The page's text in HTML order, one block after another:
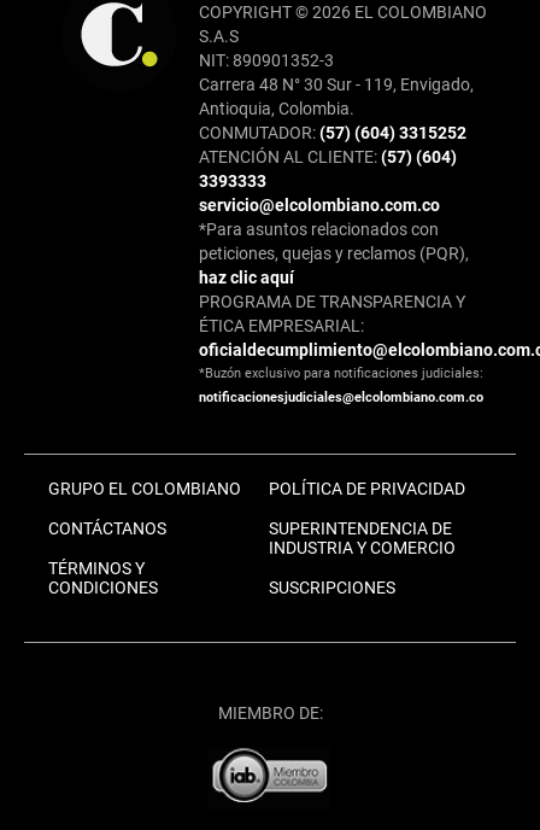
COPYRIGHT © 2026 EL COLOMBIANO
S.A.S
NIT: 890901352-3
Carrera 48 N° 30 Sur - 119, Envigado,
Antioquia, Colombia.
CONMUTADOR:(57) (604) 3315252
ATENCIÓN AL CLIENTE:(57) (604)
3393333
servicio@elcolombiano.com.co
*Para asuntos relacionados con
peticiones, quejas y reclamos (PQR),
haz clic aquí
PROGRAMA DE TRANSPARENCIA Y
ÉTICA EMPRESARIAL:
*Buzón exclusivo para notificaciones judiciales:
notificacionesjudiciales@elcolombiano.com.co
GRUPO EL COLOMBIANO
CONTÁCTANOS
TÉRMINOS Y
CONDICIONES
POLÍTICA DE PRIVACIDAD
SUPERINTENDENCIA DE
INDUSTRIA Y COMERCIO
SUSCRIPCIONES
MIEMBRO DE: